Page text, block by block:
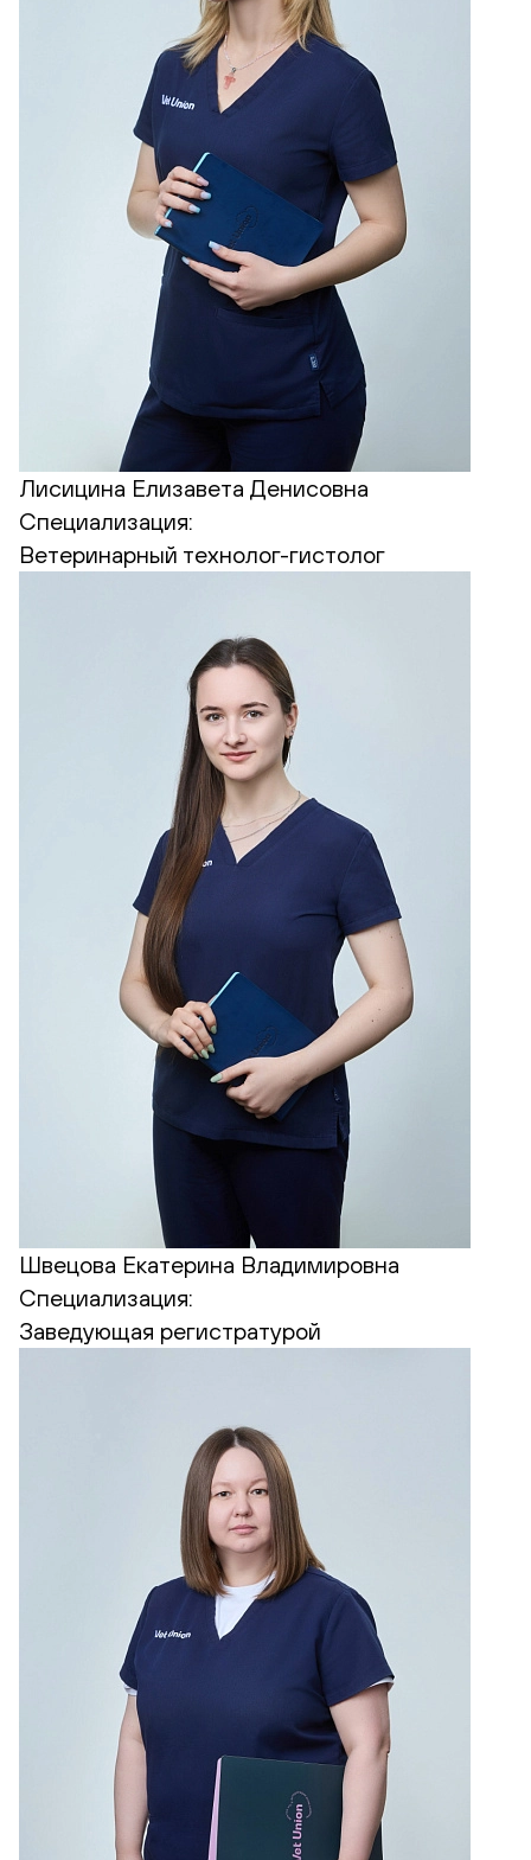
Лисицина Елизавета Денисовна
Специализация:
Ветеринарный технолог-гистолог
Швецова Екатерина Владимировна
Специализация:
Заведующая регистратурой